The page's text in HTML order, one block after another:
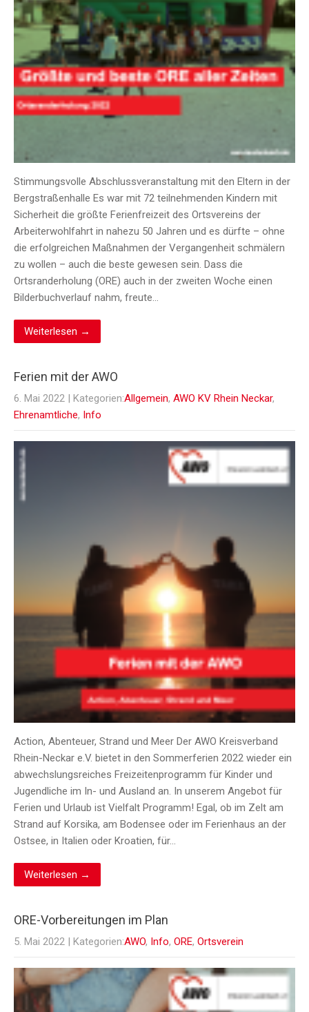
Stimmungsvolle Abschlussveranstaltung mit den Eltern in der
Bergstraßenhalle Es war mit 72 teilnehmenden Kindern mit
Sicherheit die größte Ferienfreizeit des Ortsvereins der
Arbeiterwohlfahrt in nahezu 50 Jahren und es dürfte – ohne
die erfolgreichen Maßnahmen der Vergangenheit schmälern
zu wollen – auch die beste gewesen sein. Dass die
Ortsranderholung (ORE) auch in der zweiten Woche einen
Bilderbuchverlauf nahm, freute…
Weiterlesen →
Ferien mit der AWO
6. Mai 2022 | Kategorien:Allgemein, AWO KV Rhein Neckar,
Ehrenamtliche, Info
Action, Abenteuer, Strand und Meer Der AWO Kreisverband
Rhein-Neckar e.V. bietet in den Sommerferien 2022 wieder ein
abwechslungsreiches Freizeitenprogramm für Kinder und
Jugendliche im In- und Ausland an. In unserem Angebot für
Ferien und Urlaub ist Vielfalt Programm! Egal, ob im Zelt am
Strand auf Korsika, am Bodensee oder im Ferienhaus an der
Ostsee, in Italien oder Kroatien, für…
Weiterlesen →
ORE-Vorbereitungen im Plan
5. Mai 2022 | Kategorien:AWO, Info, ORE, Ortsverein